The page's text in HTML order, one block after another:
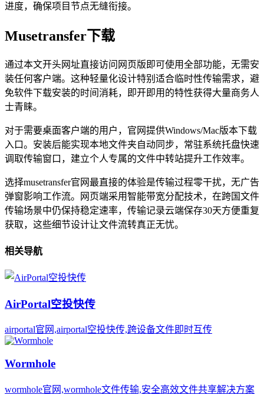
进度，确保项目节点无缝衔接。
Musetransfer下载
通过本文开头网址直接访问网页版即可使用全部功能，无需安
装任何客户端。这种轻量化设计特别适合临时性传输需求，避
免软件下载安装的时间消耗，即开即用的特性获得大量商务人
士青睐。
对于需要桌面客户端的用户，官网提供Windows/Mac版本下载
入口。安装后能实现本地文件夹自动同步，常驻系统托盘快速
调取传输窗口，建立个人专属的文件中转站提升工作效率。
选择musetransfer官网最直接的体验是传输过程零干扰，无广告
弹窗影响工作流。网页端采用智能带宽分配技术，在跨国文件
传输场景中仍保持稳定速率，传输记录云端保存30天方便重复
获取，这些细节设计让文件流转真正无忧。
相关导航
AirPortal空投快传
airportal官网,airportal空投快传,跨设备文件即时互传
Wormhole
wormhole官网,wormhole文件传输,安全高效文件共享解决方案